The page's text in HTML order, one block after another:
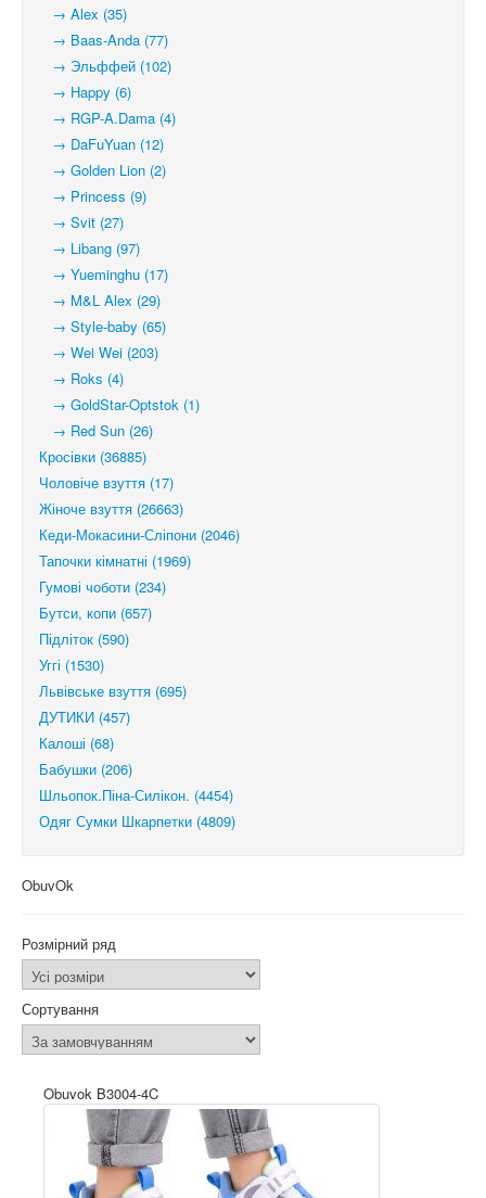
→ Alex (35)
→ Baas-Anda (77)
→ Эльффей (102)
→ Happy (6)
→ RGP-A.Dama (4)
→ DaFuYuan (12)
→ Golden Lion (2)
→ Princess (9)
→ Svit (27)
→ Libang (97)
→ Yueminghu (17)
→ M&L Alex (29)
→ Style-baby (65)
→ Wei Wei (203)
→ Roks (4)
→ GoldStar-Optstok (1)
→ Red Sun (26)
Кросівки (36885)
Чоловіче взуття (17)
Жіноче взуття (26663)
Кеди-Мокасини-Сліпони (2046)
Тапочки кімнатні (1969)
Гумові чоботи (234)
Бутси, копи (657)
Підліток (590)
Уггі (1530)
Львівське взуття (695)
ДУТИКИ (457)
Калоші (68)
Бабушки (206)
Шльопок.Піна-Силікон. (4454)
Одяг Сумки Шкарпетки (4809)
ObuvOk
Розмірний ряд
Сортування
Obuvok B3004-4C